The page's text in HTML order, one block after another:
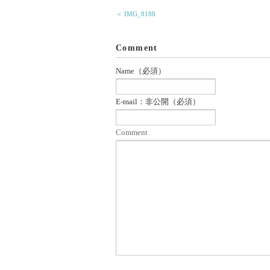
＜ IMG_8188
Comment
Name（必須）
E-mail：非公開（必須）
Comment